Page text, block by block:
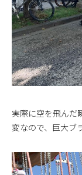
実際に空を飛んだ
変なので、巨大ブ